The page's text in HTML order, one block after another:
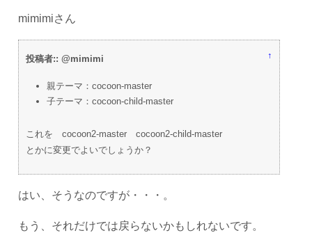
mimimiさん
投稿者:: @mimimi ↑
親テーマ：cocoon-master
子テーマ：cocoon-child-master
これを cocoon2-master cocoon2-child-master
とかに変更でよいでしょうか？
はい、そうなのですが・・・。
もう、それだけでは戻らないかもしれないです。